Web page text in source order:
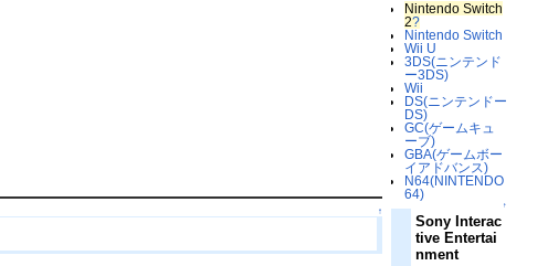
↑
Nintendo Switch
2?
Nintendo Switch
Wii U
3DS(ニンテンド
ー3DS)
Wii
DS(ニンテンドー
DS)
GC(ゲームキュ
ーブ)
GBA(ゲームボー
イアドバンス)
N64(NINTENDO
64)
↑
Sony Interac
tive Entertai
nment